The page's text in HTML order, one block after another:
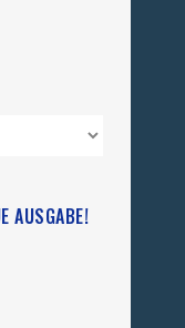
AUSGABE!